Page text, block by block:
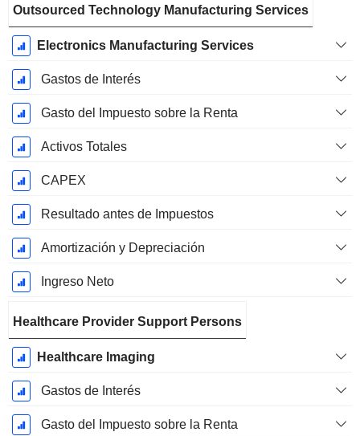
Outsourced Technology Manufacturing Services
Electronics Manufacturing Services
Gastos de Interés
Gasto del Impuesto sobre la Renta
Activos Totales
CAPEX
Resultado antes de Impuestos
Amortización y Depreciación
Ingreso Neto
Healthcare Provider Support Persons
Healthcare Imaging
Gastos de Interés
Gasto del Impuesto sobre la Renta